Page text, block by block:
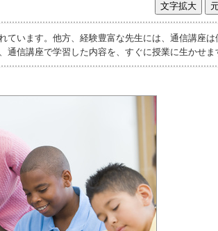
文字拡大
ています。他方、経験豊富な先生には、通信講座は
信講座で学習した内容を、すぐに授業に生かせま